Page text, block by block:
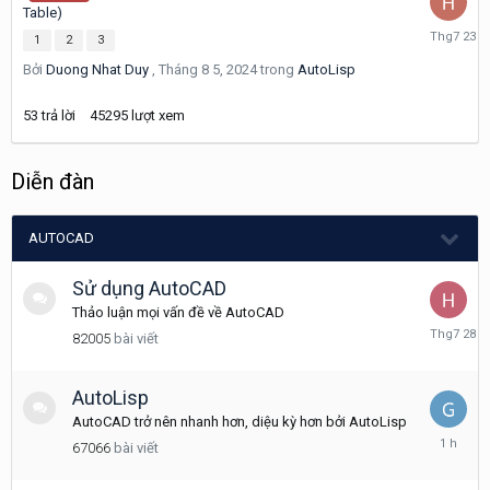
Table)
1 2 3
Bởi Duong Nhat Duy , Tháng 8 5, 2024trong AutoLisp
53 trả lời 45295 lượt xem
Tháng
Diễn đàn
AUTOCAD
Sử dụng AutoCAD
Thảo luận mọi vấn đề về AutoCAD
82005 bài viết
Tháng
AutoLisp
AutoCAD trở nên nhanh hơn, diệu kỳ hơn bởi AutoLisp
67066 bài viết